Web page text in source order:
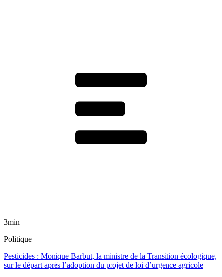
3min
Politique
Pesticides : Monique Barbut, la ministre de la Transition écologique,
sur le départ après l’adoption du projet de loi d’urgence agricole